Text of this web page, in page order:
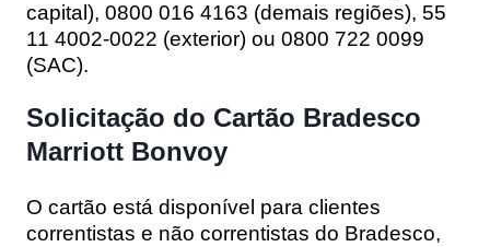
capital), 0800 016 4163 (demais regiões), 55
11 4002-0022 (exterior) ou 0800 722 0099
(SAC).
Solicitação do Cartão Bradesco
Marriott Bonvoy
O cartão está disponível para clientes
correntistas e não correntistas do Bradesco,